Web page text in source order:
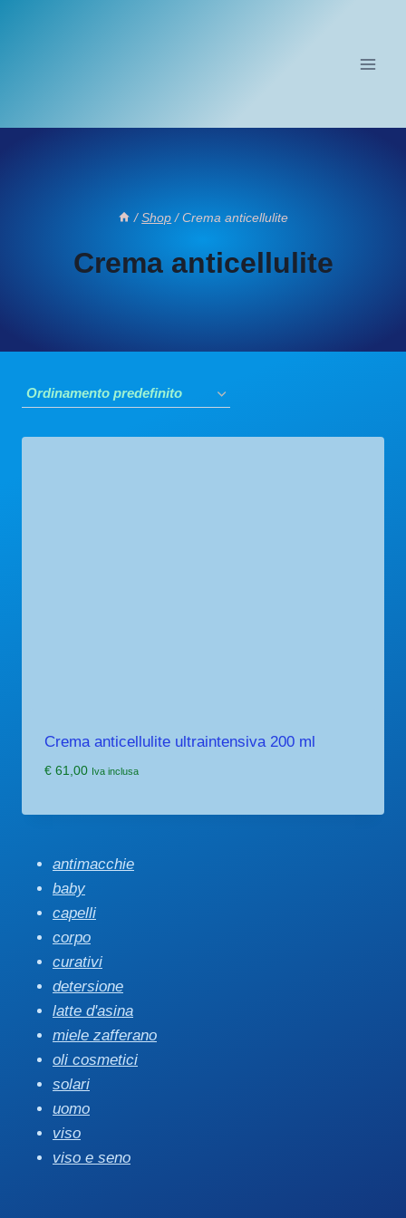
/ Shop / Crema anticellulite
Crema anticellulite
Crema anticellulite ultraintensiva 200 ml
€61,00 Iva inclusa
antimacchie
baby
capelli
corpo
curativi
detersione
latte d'asina
miele zafferano
oli cosmetici
solari
uomo
viso
viso e seno